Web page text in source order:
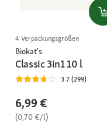
4 Verpackungsgrößen
Biokat's
Classic 3in1 10 l
3.7 (299)
6,99 €
(0,70 €/l)